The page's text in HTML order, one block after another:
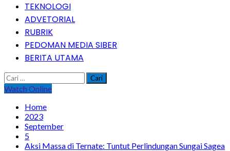
TEKNOLOGI
ADVETORIAL
RUBRIK
PEDOMAN MEDIA SIBER
BERITA UTAMA
Cari
untuk:
Watch Online
Home
2023
September
5
Aksi Massa di Ternate: Tuntut Perlindungan Sungai Sagea